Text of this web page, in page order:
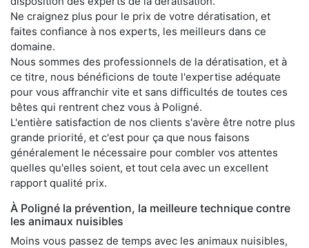
Ne craignez plus pour le prix de votre dératisation, et
faites confiance à nos experts, les meilleurs dans ce
domaine.
Nous sommes des professionnels de la dératisation, et à
ce titre, nous bénéficions de toute l'expertise adéquate
pour vous affranchir vite et sans difficultés de toutes ces
bêtes qui rentrent chez vous à Poligné.
L'entière satisfaction de nos clients s'avère être notre plus
grande priorité, et c'est pour ça que nous faisons
généralement le nécessaire pour combler vos attentes
quelles qu'elles soient, et tout cela avec un excellent
rapport qualité prix.
À Poligné la prévention, la meilleure technique contre
les animaux nuisibles
Moins vous passez de temps avec les animaux nuisibles,